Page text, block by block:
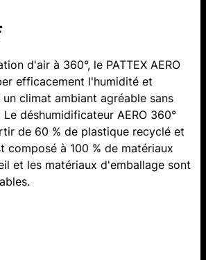
d'air à 360°, le PATTEX AERO
efficacement l'humidité et
climat ambiant agréable sans
déshumidificateur AERO 360°
de 60 % de plastique recyclé et
composé à 100 % de matériaux
et les matériaux d'emballage sont